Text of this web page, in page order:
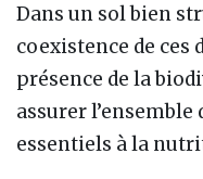
Dans un sol bien
coexistence de
présence de la
assurer l’ensemble
essentiels à la